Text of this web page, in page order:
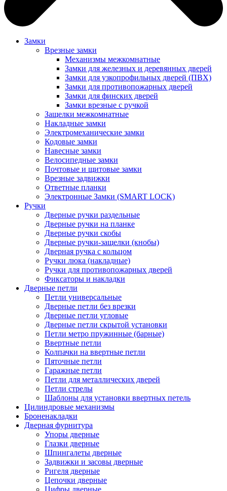
Замки
Врезные замки
Механизмы межкомнатные
Замки для железных и деревянных дверей
Замки для узкопрофильных дверей (ПВХ)
Замки для противопожарных дверей
Замки для финских дверей
Замки врезные с ручкой
Защелки межкомнатные
Накладные замки
Электромеханические замки
Кодовые замки
Навесные замки
Велосипедные замки
Почтовые и щитовые замки
Врезные задвижки
Ответные планки
Электронные Замки (SMART LOCK)
Ручки
Дверные ручки раздельные
Дверные ручки на планке
Дверные ручки скобы
Дверные ручки-защелки (кнобы)
Дверная ручка с кольцом
Ручки люка (накладные)
Ручки для противопожарных дверей
Фиксаторы и накладки
Дверные петли
Петли универсальные
Дверные петли без врезки
Дверные петли угловые
Дверные петли скрытой установки
Петли метро пружинные (барные)
Ввертные петли
Колпачки на ввертные петли
Пяточные петли
Гаражные петли
Петли для металлических дверей
Петли стрелы
Шаблоны для установки ввертных петель
Цилиндровые механизмы
Броненакладки
Дверная фурнитура
Упоры дверные
Глазки дверные
Шпингалеты дверные
Задвижки и засовы дверные
Ригеля дверные
Цепочки дверные
Цифры дверные